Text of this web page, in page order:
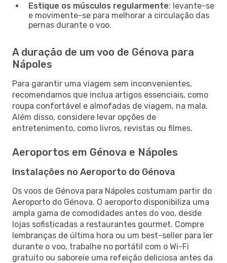
Estique os músculos regularmente: levante-se
e movimente-se para melhorar a circulação das
pernas durante o voo.
A duração de um voo de Génova para
Nápoles
Para garantir uma viagem sem inconvenientes,
recomendamos que inclua artigos essenciais, como
roupa confortável e almofadas de viagem, na mala.
Além disso, considere levar opções de
entretenimento, como livros, revistas ou filmes.
Aeroportos em Génova e Nápoles
Instalações no Aeroporto do Génova
Os voos de Génova para Nápoles costumam partir do
Aeroporto do Génova. O aeroporto disponibiliza uma
ampla gama de comodidades antes do voo, desde
lojas sofisticadas a restaurantes gourmet. Compre
lembranças de última hora ou um best-seller para ler
durante o voo, trabalhe no portátil com o Wi-Fi
gratuito ou saboreie uma refeição deliciosa antes da